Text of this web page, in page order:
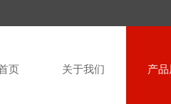
页 关于我们 产